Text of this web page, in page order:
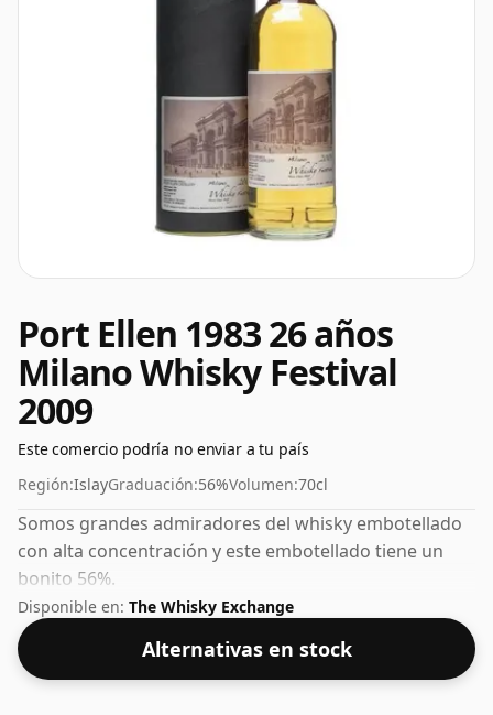
Port Ellen 1983 26 años
Milano Whisky Festival
2009
Este comercio podría no enviar a tu país
Región:IslayGraduación:56%Volumen:70cl
Somos grandes admiradores del whisky embotellado
con alta concentración y este embotellado tiene un
bonito 56%.
Disponible en: The Whisky Exchange
Alternativas en stock